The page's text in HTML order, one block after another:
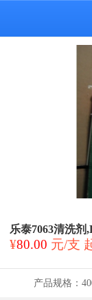
乐泰7063清洗剂
¥80.00 元/支
产品规格：